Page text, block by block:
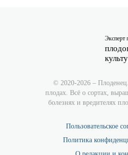
Эксперт
© 2020-2026 –
плодах. Всё о сортах,
болезнях и вредителях
Пользовательское
Политика